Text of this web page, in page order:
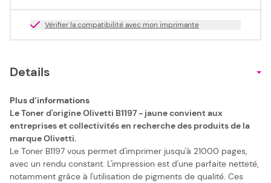
Vérifier la compatibilité avec mon imprimante
Details
Plus d’informations
Le Toner d'origine Olivetti B1197 - jaune convient aux
entreprises et collectivités en recherche des produits de la
marque Olivetti.
Le Toner B1197 vous permet d'imprimer jusqu'à 21000 pages,
avec un rendu constant. L'impression est d'une parfaite netteté,
notamment grâce à l'utilisation de pigments de qualité. Ces